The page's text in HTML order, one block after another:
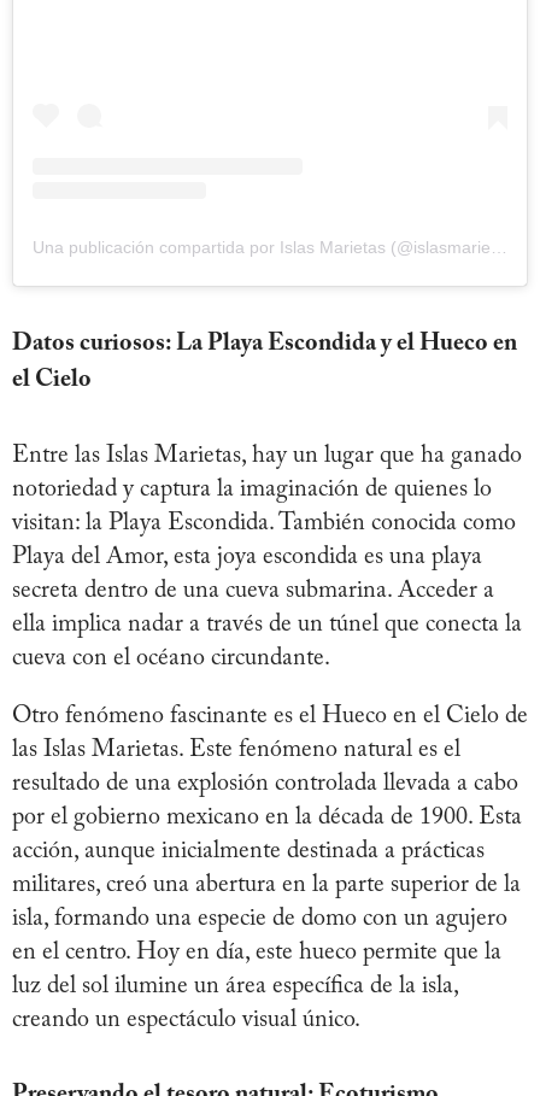
Datos curiosos: La Playa Escondida y el Hueco en
el Cielo
Entre las Islas Marietas, hay un lugar que ha ganado
notoriedad y captura la imaginación de quienes lo
visitan: la Playa Escondida. También conocida como
Playa del Amor, esta joya escondida es una playa
secreta dentro de una cueva submarina. Acceder a
ella implica nadar a través de un túnel que conecta la
cueva con el océano circundante.
Otro fenómeno fascinante es el Hueco en el Cielo de
las Islas Marietas. Este fenómeno natural es el
resultado de una explosión controlada llevada a cabo
por el gobierno mexicano en la década de 1900. Esta
acción, aunque inicialmente destinada a prácticas
militares, creó una abertura en la parte superior de la
isla, formando una especie de domo con un agujero
en el centro. Hoy en día, este hueco permite que la
luz del sol ilumine un área específica de la isla,
creando un espectáculo visual único.